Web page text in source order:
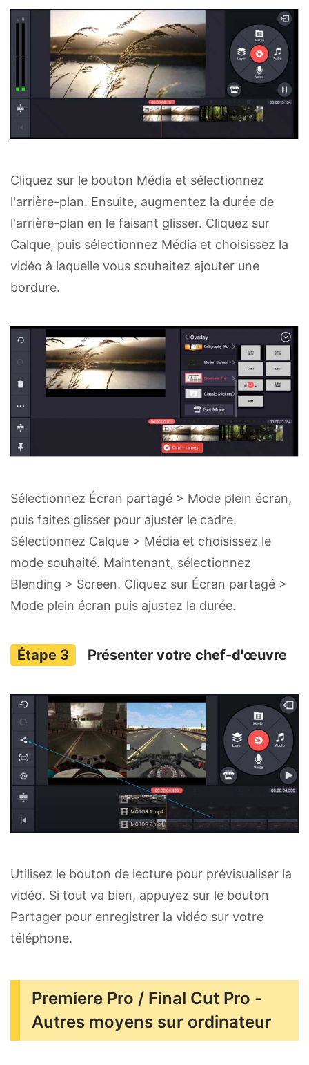
Cliquez sur le bouton Média et sélectionnez
l'arrière-plan. Ensuite, augmentez la durée de
l'arrière-plan en le faisant glisser. Cliquez sur
Calque, puis sélectionnez Média et choisissez la
vidéo à laquelle vous souhaitez ajouter une
bordure.
Sélectionnez Écran partagé > Mode plein écran,
puis faites glisser pour ajuster le cadre.
Sélectionnez Calque > Média et choisissez le
mode souhaité. Maintenant, sélectionnez
Blending > Screen. Cliquez sur Écran partagé >
Mode plein écran puis ajustez la durée.
Présenter votre chef-d'œuvre
Utilisez le bouton de lecture pour prévisualiser la
vidéo. Si tout va bien, appuyez sur le bouton
Partager pour enregistrer la vidéo sur votre
téléphone.
Premiere Pro / Final Cut Pro -
Autres moyens sur ordinateur